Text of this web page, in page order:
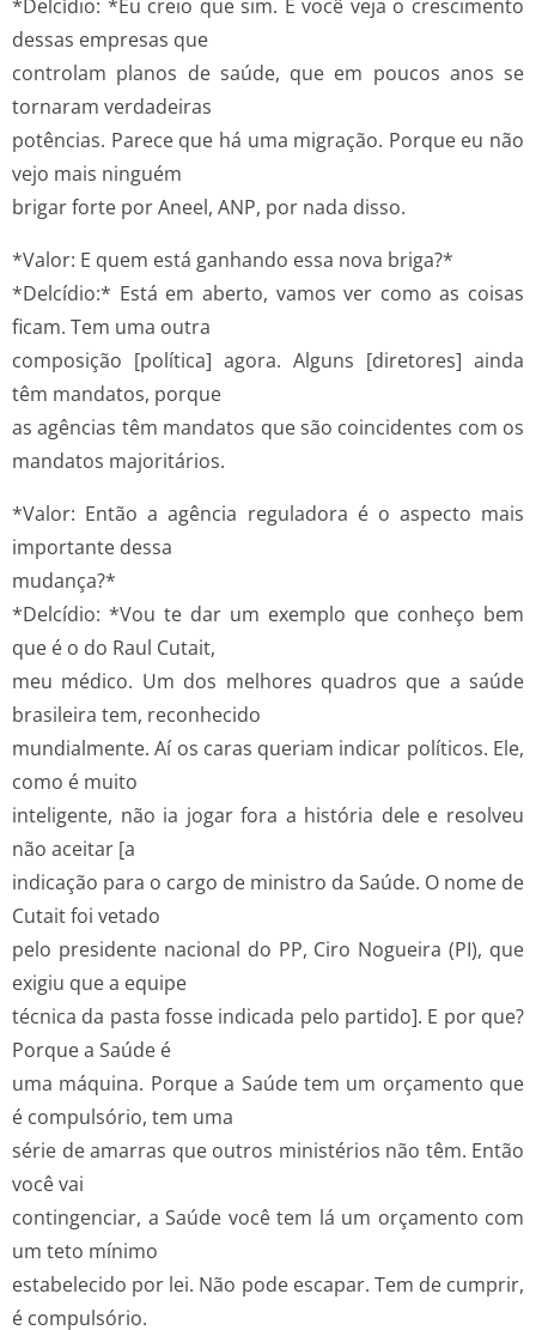
*Delcídio: *Eu creio que sim. E você veja o crescimento
dessas empresas que
controlam planos de saúde, que em poucos anos se
tornaram verdadeiras
potências. Parece que há uma migração. Porque eu não
vejo mais ninguém
brigar forte por Aneel, ANP, por nada disso.
*Valor: E quem está ganhando essa nova briga?*
*Delcídio:* Está em aberto, vamos ver como as coisas
ficam. Tem uma outra
composição [política] agora. Alguns [diretores] ainda
têm mandatos, porque
as agências têm mandatos que são coincidentes com os
mandatos majoritários.
*Valor: Então a agência reguladora é o aspecto mais
importante dessa
mudança?*
*Delcídio: *Vou te dar um exemplo que conheço bem
que é o do Raul Cutait,
meu médico. Um dos melhores quadros que a saúde
brasileira tem, reconhecido
mundialmente. Aí os caras queriam indicar políticos. Ele,
como é muito
inteligente, não ia jogar fora a história dele e resolveu
não aceitar [a
indicação para o cargo de ministro da Saúde. O nome de
Cutait foi vetado
pelo presidente nacional do PP, Ciro Nogueira (PI), que
exigiu que a equipe
técnica da pasta fosse indicada pelo partido]. E por que?
Porque a Saúde é
uma máquina. Porque a Saúde tem um orçamento que
é compulsório, tem uma
série de amarras que outros ministérios não têm. Então
você vai
contingenciar, a Saúde você tem lá um orçamento com
um teto mínimo
estabelecido por lei. Não pode escapar. Tem de cumprir,
é compulsório.